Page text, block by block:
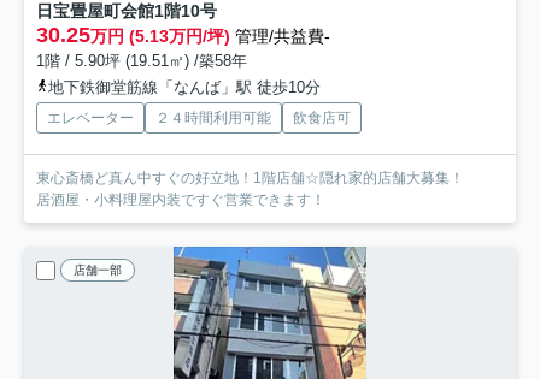
日宝畳屋町会館1階10号
30.25万円 (5.13万円/坪) 管理/共益費-
1階 / 5.90坪 (19.51㎡) /築58年
地下鉄御堂筋線「なんば」駅 徒歩10分
エレベーター ２４時間利用可能 飲食店可
東心斎橋ど真ん中すぐの好立地！1階店舗☆隠れ家的店舗大募集！
居酒屋・小料理屋内装ですぐ営業できます！
店舗一部